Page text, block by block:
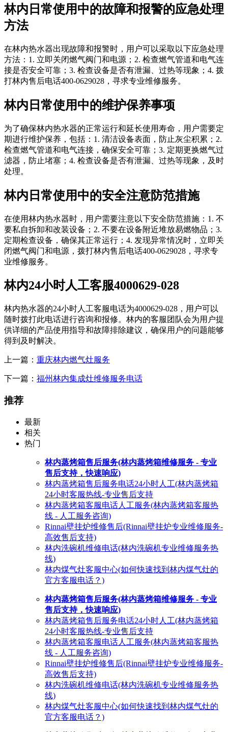
林内日常使用中的故障和报警的应急处理
方法
在林内热水器出现故障和报警时，用户可以采取以下应急处理
方法：1. 立即关闭燃气阀门和电源；2. 检查燃气管道和电气连
接是否安全可靠；3. 检查设备是否有泄漏、过热等现象；4. 拨
打林内售后电话400-0629028，寻求专业维修服务。
林内日常使用中的维护保养事项
为了确保林内热水器的正常运行和延长使用寿命，用户需要定
期进行维护保养，包括：1. 清洁设备表面，防止灰尘积累；2.
检查燃气管道和电气连接，确保安全可靠；3. 定期更换燃气过
滤器，防止堵塞；4. 检查设备是否有泄漏、过热等现象，及时
处理。
林内日常使用中的安全注意防范措施
在使用林内热水器时，用户需要注意以下安全防范措施：1. 不
要私自拆卸和改装设备；2. 不要在设备附近堆放易燃物品；3.
定期检查设备，确保其正常运行；4. 发现异常情况时，立即关
闭燃气阀门和电源，拨打林内售后电话400-0629028，寻求专
业维修服务。
林内24小时人工客服4000629-028
林内热水器的24小时人工客服电话为4000629-028，用户可以
随时拨打此电话进行咨询和报修。林内的客服团队会为用户提
供详细的产品使用指导和故障排除建议，确保用户的问题能够
得到及时解决。
上一篇： 重庆林内燃气灶服务
下一篇： 福州林内集成灶维修服务电话
推荐
最新
相关
热门
林内蒸烤箱售后服务(林内蒸烤箱维修服务 - 专业
售后支持，快速响应)
林内蒸烤箱售后服务电话24小时人工(林内蒸烤箱
24小时客服热线-专业售后支持
林内蒸烤箱客服电话人工服务(林内蒸烤箱客服热
线 - 人工服务咨询)
Rinnai壁挂炉维修售后(Rinnai壁挂炉专业维修服务-
高效售后支持)
林内洗碗机维修电话(林内洗碗机专业维修服务热
线)
林内煤气灶客服中心(如何快速找到林内煤气灶的
官方客服电话？)
林内蒸烤箱售后服务(林内蒸烤箱维修服务 - 专业
售后支持，快速响应)
林内蒸烤箱售后服务电话24小时人工(林内蒸烤箱
24小时客服热线-专业售后支持
林内蒸烤箱客服电话人工服务(林内蒸烤箱客服热
线 - 人工服务咨询)
Rinnai壁挂炉维修售后(Rinnai壁挂炉专业维修服务-
高效售后支持)
林内洗碗机维修电话(林内洗碗机专业维修服务热
线)
林内煤气灶客服中心(如何快速找到林内煤气灶的
官方客服电话？)